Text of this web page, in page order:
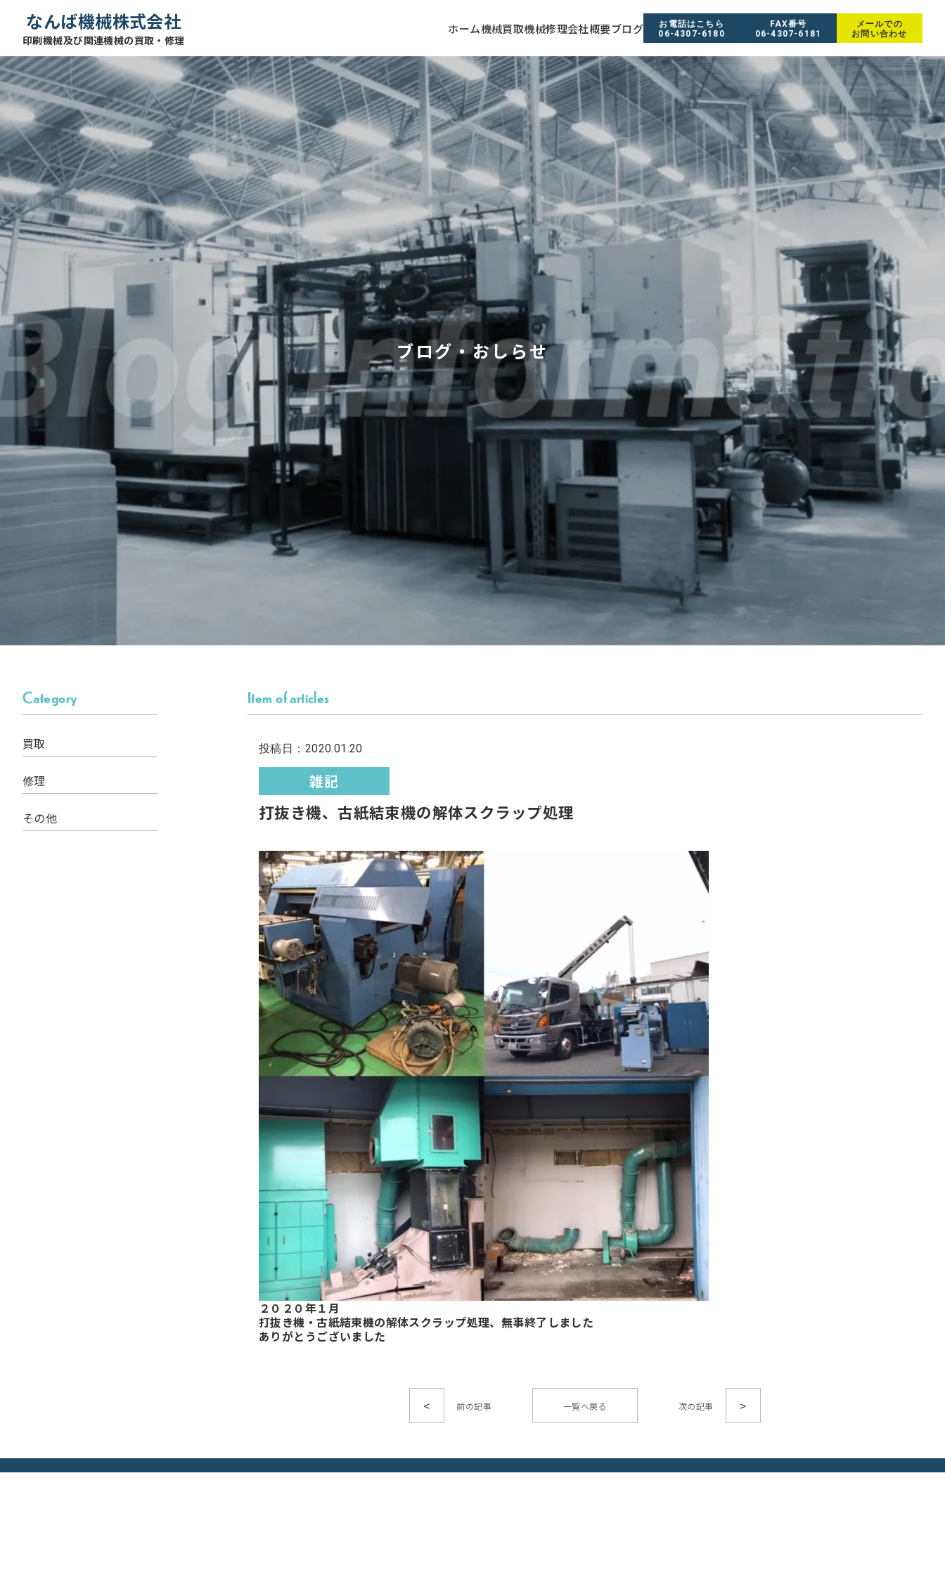
なんば機械株式会社
印刷機械及び関連機械の買取・修理
ホーム機械買取機械修理会社概要ブログ
お電話はこちら
06-4307-6180
FAX番号
06-4307-6181
メールでの
お問い合わせ
ブログ・おしらせ
Category
買取
修理
その他
Item of articles
投稿日：2020.01.20
雑記
打抜き機、古紙結束機の解体スクラップ処理
２０２０年１月
打抜き機・古紙結束機の解体スクラップ処理、無事終了しました
ありがとうございました
< 一覧へ戻る >